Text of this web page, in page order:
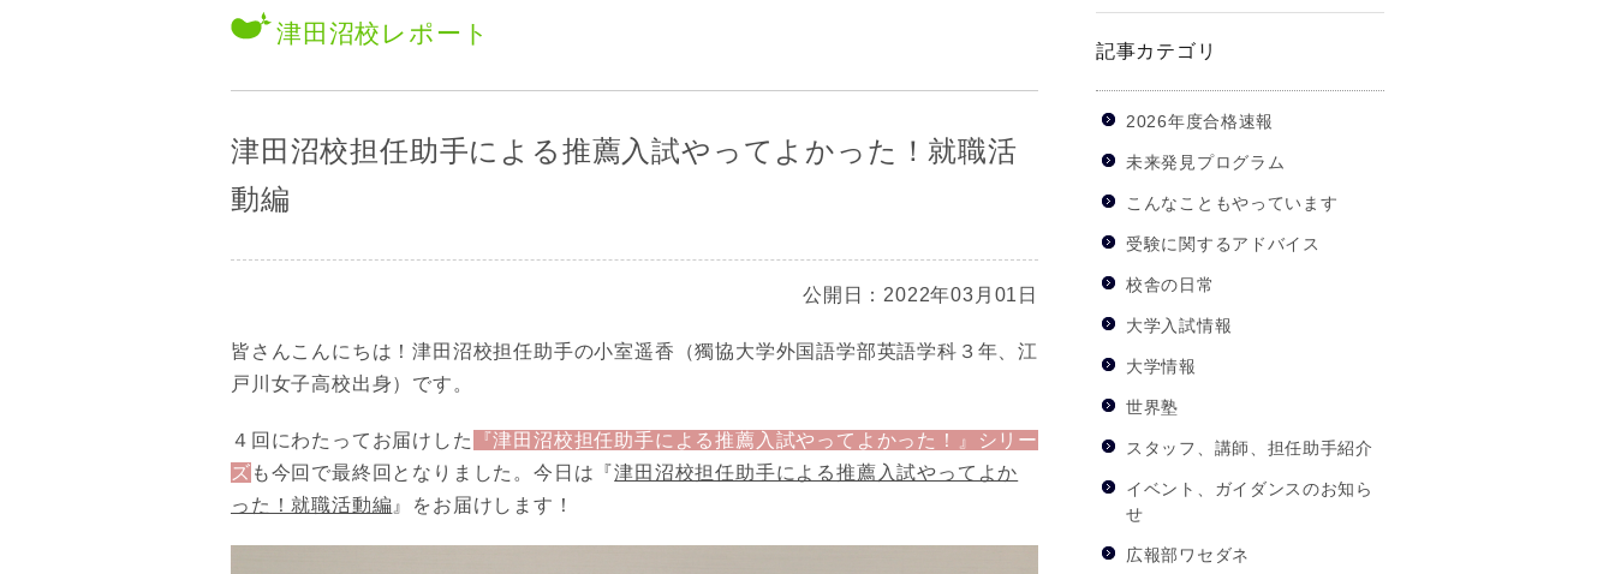
津田沼校 レポート
津田沼校担任助手による推薦入試やってよかった！就職活
動編
公開日：2022年03月01日
皆さんこんにちは！津田沼校担任助手の小室遥香（獨協大学外国語学部英語学科３年、江
戸川女子高校出身）です。
４回にわたってお届けした
『津田沼校担任助手による推薦入試やってよかった！』シリー
ズ も今回で最終回となりました。今日は『津田沼校担任助手による推薦入試やってよか
った！就職活動編 』をお届けします！
記事カテゴリ
2026年度合格速報
未来発見プログラム
こんなこともやっています
受験に関するアドバイス
校舎の日常
大学入試情報
大学情報
世界塾
スタッフ、講師、担任助手紹介
イベント、ガイダンスのお知ら
せ
広報部ワセダネ